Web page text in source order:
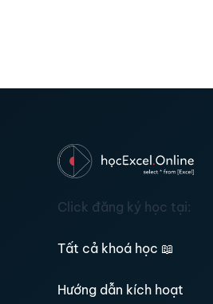
Click đăng ký học tại:
Tất cả khoá học 📖
Hướng dẫn kích hoạt